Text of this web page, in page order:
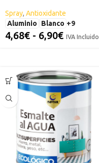
Spray, Antioxidante
Aluminio
Blanco +9
4,68€ - 6,90€ IVA Incluido